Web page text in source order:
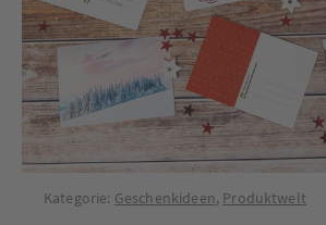
Kategorie: Geschenkideen, Produktwelt